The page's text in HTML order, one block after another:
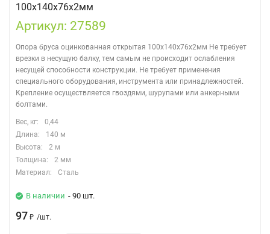
100х140х76х2мм
Артикул: 27589
Опора бруса оцинкованная открытая 100х140х76х2мм Не требует
врезки в несущую балку, тем самым не происходит ослабления
несущей способности конструкции. Не требует применения
специального оборудования, инструмента или принадлежностей.
Крепление осуществляется гвоздями, шурупами или анкерными
болтами.
Вес, кг:
0,44
Длина:
140 м
Высота:
2 м
Толщина:
2 мм
Материал:
Сталь
В наличии - 90 шт.
97 ₽ /шт.